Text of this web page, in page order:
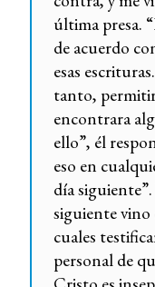
última presa.
de acuerdo
esas
tanto,
encontrara
ello”, él
eso en
día
siguiente
cuales
personal de